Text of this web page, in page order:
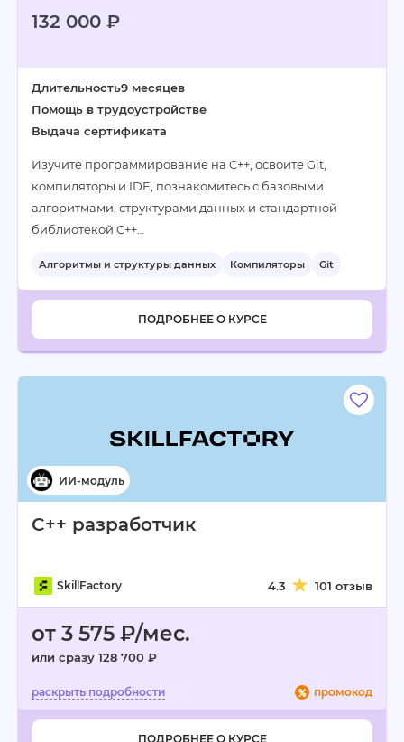
132 000 ₽
Длительность9 месяцев
Помощь в трудоустройстве
Выдача сертификата
Изучите программирование на C++, освоите Git,
компиляторы и IDE, познакомитесь с базовыми
алгоритмами, структурами данных и стандартной
библиотекой C++…
Алгоритмы и структуры данных Компиляторы Git
ПОДРОБНЕЕ О КУРСЕ
C++ разработчик
SkillFactory 4.3 101 отзыв
от 3 575 ₽/мес.
или сразу 128 700 ₽
промокод
ПОДРОБНЕЕ О КУРСЕ